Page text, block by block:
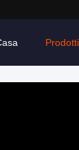
Prodotti